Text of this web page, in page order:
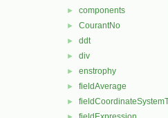
► components
► CourantNo
► ddt
► div
► enstrophy
► fieldAverage
►